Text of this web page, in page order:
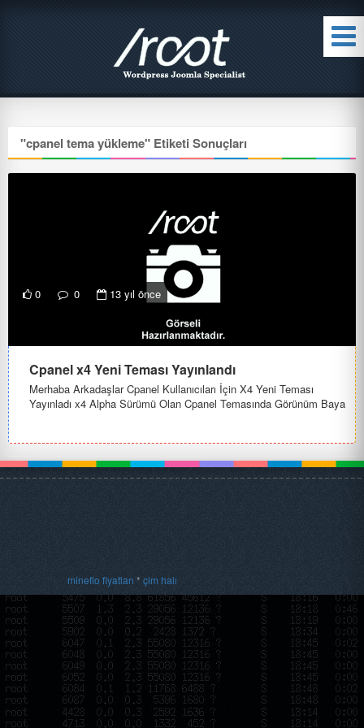
"cpanel tema yükleme" Etiketi Sonuçları
0 0 13 yıl önce
Cpanel x4 Yeni Teması Yayınlandı
Merhaba Arkadaşlar Cpanel Kullanıcıları İçin X4 Yeni Teması
Yayınladı x4 Alpha Sürümü Olan Cpanel Temasında Görünüm Baya
mineflo fiyatları * çim halı